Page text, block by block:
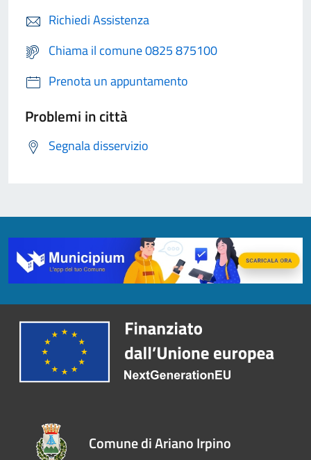
Richiedi Assistenza
Chiama il comune 0825 875100
Prenota un appuntamento
Problemi in città
Segnala disservizio
Comune di Ariano Irpino